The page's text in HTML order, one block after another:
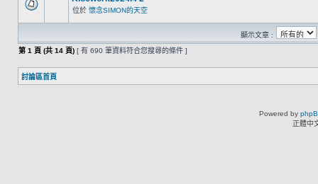
位於 懷念SIMON的天空
顯示文章 :
第 1 頁 (共 14 頁) [ 有 690 筆資料符合您搜尋的條件 ]
討論區首頁
Powered by
正體中